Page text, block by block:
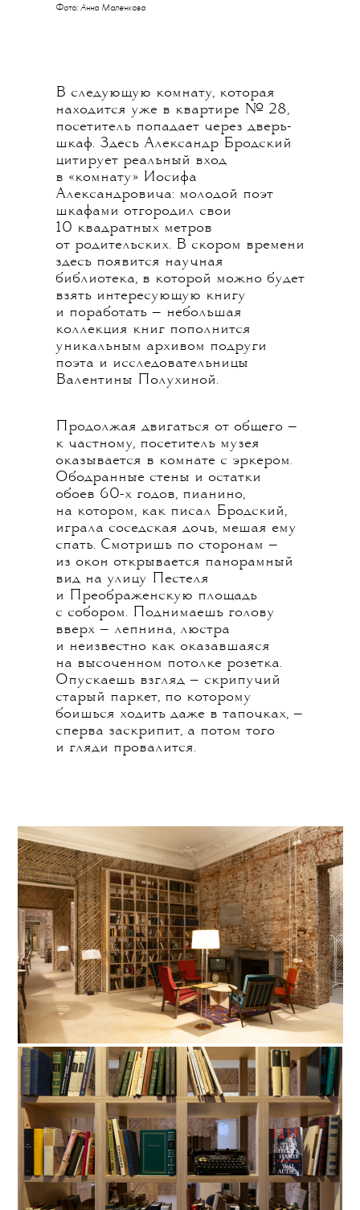
Фото: Анна Маленкова
В следующую комнату, которая
находится уже в квартире № 28,
посетитель попадает через дверь-
шкаф. Здесь Александр Бродский
цитирует реальный вход
в «комнату» Иосифа
Александровича: молодой поэт
шкафами отгородил свои
10 квадратных метров
от родительских. В скором времени
здесь появится научная
библиотека, в которой можно будет
взять интересующую книгу
и поработать — небольшая
коллекция книг пополнится
уникальным архивом подруги
поэта и исследовательницы
Валентины Полухиной.
Продолжая двигаться от общего —
к частному, посетитель музея
оказывается в комнате с эркером.
Ободранные стены и остатки
обоев 60-х годов, пианино,
на котором, как писал Бродский,
играла соседская дочь, мешая ему
спать. Смотришь по сторонам —
из окон открывается панорамный
вид на улицу Пестеля
и Преображенскую площадь
с собором. Поднимаешь голову
вверх — лепнина, люстра
и неизвестно как оказавшаяся
на высоченном потолке розетка.
Опускаешь взгляд — скрипучий
старый паркет, по которому
боишься ходить даже в тапочках, —
сперва заскрипит, а потом того
и гляди провалится.